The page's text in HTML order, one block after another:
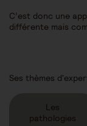
C’est donc une
différente mais
Ses thèmes
Les
pathologies